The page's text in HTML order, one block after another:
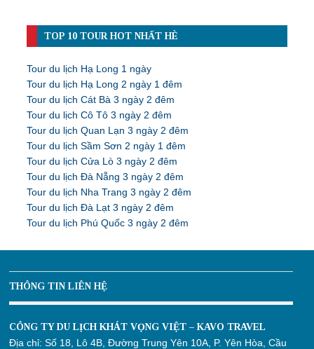
TOP 10 TOUR HOT NHẤT HÈ
Tour du lịch Hạ Long 1 ngày
Tour du lịch Hạ Long 2 ngày 1 đêm
Tour du lịch Cát Bà 3 ngày 2 đêm
Tour du lịch Cô Tô 3 ngày 2 đêm
Tour du lịch Quan Lạn 3 ngày 2 đêm
Tour du lịch Sầm Sơn 2 ngày 1 đêm
Tour du lịch Cửa Lò 3 ngày 2 đêm
Tour du lịch Đà Nẵng 3 ngày 2 đêm
Tour du lịch Nha Trang 3 ngày 2 đêm
Tour du lịch Đà Lạt 3 ngày 2 đêm
Tour du lịch Phú Quốc 3 ngày 2 đêm
THÔNG TIN LIÊN HỆ
CÔNG TY DU LỊCH KHÁT VỌNG VIỆT – KAVO TRAVEL
Địa chỉ:Số 18, Lô 4B, Đường Trung Yên 10A, P. Yên Hòa, Cầu